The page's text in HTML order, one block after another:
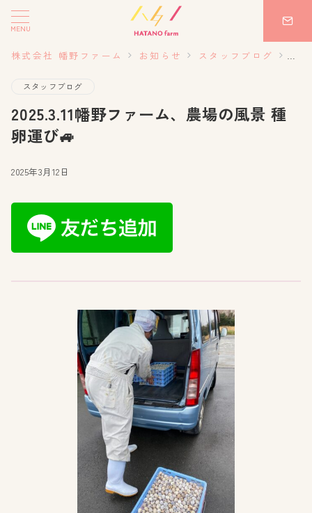
MENU
株式会社 幡野ファーム お知らせ スタッフブログ
スタッフブログ
2025.3.11幡野ファーム、農場の風景 種
卵運び🚙
2025年3月12日